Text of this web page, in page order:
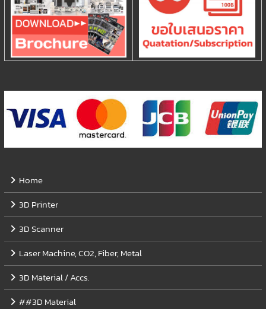
Home
3D Printer
3D Scanner
Laser Machine, CO2, Fiber, Metal
3D Material / Accs.
##3D Material